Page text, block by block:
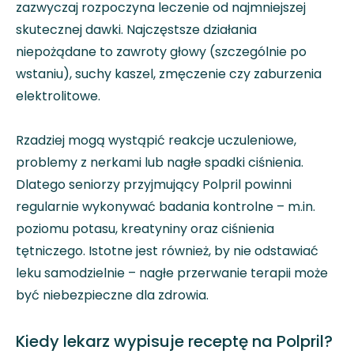
zazwyczaj rozpoczyna leczenie od najmniejszej
skutecznej dawki. Najczęstsze działania
niepożądane to zawroty głowy (szczególnie po
wstaniu), suchy kaszel, zmęczenie czy zaburzenia
elektrolitowe.
Rzadziej mogą wystąpić reakcje uczuleniowe,
problemy z nerkami lub nagłe spadki ciśnienia.
Dlatego seniorzy przyjmujący Polpril powinni
regularnie wykonywać badania kontrolne – m.in.
poziomu potasu, kreatyniny oraz ciśnienia
tętniczego. Istotne jest również, by nie odstawiać
leku samodzielnie – nagłe przerwanie terapii może
być niebezpieczne dla zdrowia.
Kiedy lekarz wypisuje receptę na Polpril?